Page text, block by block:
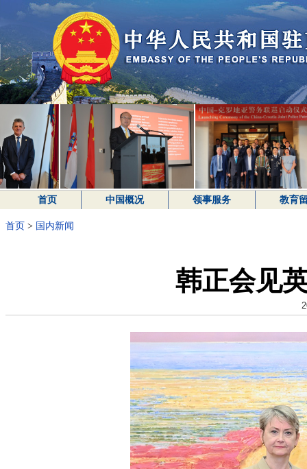
首页 中国概况 领事服务 教育
首页 > 国内新闻
韩正会见